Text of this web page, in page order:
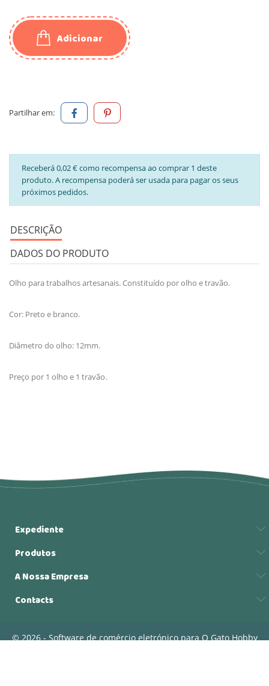
Adicionar
Partilhar em:
Receberá 0,02 € como recompensa ao comprar 1 deste
produto. A recompensa poderá ser usada para pagar os seus
próximos pedidos.
DESCRIÇÃO
DADOS DO PRODUTO
Olho para trabalhos artesanais. Constituído por olho e travão.
Cor: Preto e branco.
Diâmetro do olho: 12mm.
Preço por 1 olho e 1 travão.
Expediente
Produtos
A Nossa Empresa
Contacts
© 2026 - Software de comércio eletrónico para O Gato Hobby